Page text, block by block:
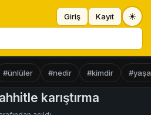
Giriş Kayıt ☀
#ünlüler #nedir #kimdir
karıştırma